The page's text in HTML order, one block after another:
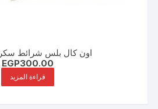
اون كال بلس شرائط سكر 50شريط
EGP300.00
قراءة المزيد